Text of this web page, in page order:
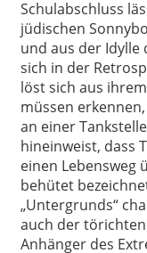
Schulabschluss
jüdischen
und aus der Idylle
sich in der
löst sich aus
müssen
an einer
hineinweist, dass
einen Lebensweg
behütet
„Untergrunds“
auch der
Anhänger des